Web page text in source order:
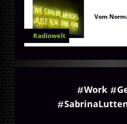
Radiowelt
Vom
Work